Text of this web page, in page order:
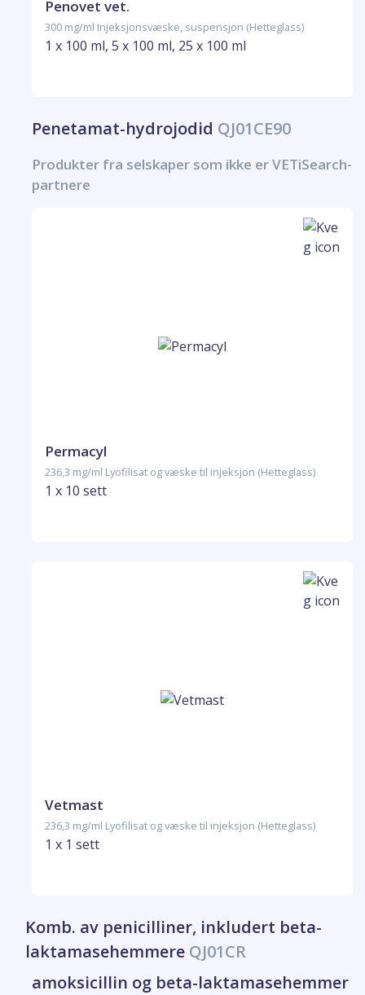
Penovet vet.
300 mg/ml Injeksjonsvæske, suspensjon (Hetteglass)
1 x 100 ml, 5 x 100 ml, 25 x 100 ml
Penetamat-hydrojodid QJ01CE90
Produkter fra selskaper som ikke er VETiSearch-
partnere
Permacyl
236,3 mg/ml Lyofilisat og væske til injeksjon (Hetteglass)
1 x 10 sett
Vetmast
236,3 mg/ml Lyofilisat og væske til injeksjon (Hetteglass)
1 x 1 sett
Komb. av penicilliner, inkludert beta-
laktamasehemmere QJ01CR
amoksicillin og beta-laktamasehemmer